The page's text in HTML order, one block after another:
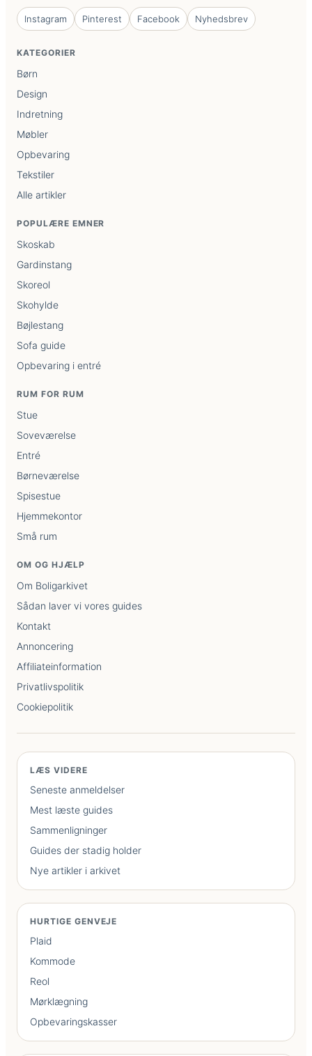
Instagram Pinterest Facebook Nyhedsbrev
KATEGORIER
Børn
Design
Indretning
Møbler
Opbevaring
Tekstiler
Alle artikler
POPULÆRE EMNER
Skoskab
Gardinstang
Skoreol
Skohylde
Bøjlestang
Sofa guide
Opbevaring i entré
RUM FOR RUM
Stue
Soveværelse
Entré
Børneværelse
Spisestue
Hjemmekontor
Små rum
OM OG HJÆLP
Om Boligarkivet
Sådan laver vi vores guides
Kontakt
Annoncering
Affiliateinformation
Privatlivspolitik
Cookiepolitik
LÆS VIDERE
Seneste anmeldelser
Mest læste guides
Sammenligninger
Guides der stadig holder
Nye artikler i arkivet
HURTIGE GENVEJE
Plaid
Kommode
Reol
Mørklægning
Opbevaringskasser